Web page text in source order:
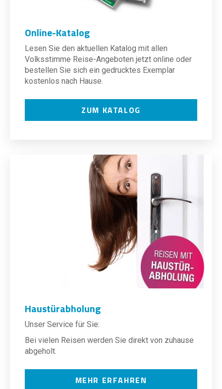
Online-Katalog
Lesen Sie den aktuellen Katalog mit allen
Volksstimme Reise-Angeboten jetzt online oder
bestellen Sie sich ein gedrucktes Exemplar
kostenlos nach Hause.
ZUM KATALOG
Haustürabholung
Unser Service für Sie:
Bei vielen Reisen werden Sie direkt von zuhause
abgeholt.
MEHR ERFAHREN